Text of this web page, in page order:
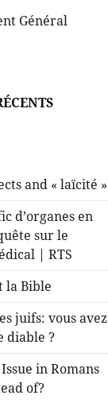
Général
and « laïcité »
d’organes en
sur le
| RTS
la Bible
juifs: vous avez
diable ?
in Romans
of?